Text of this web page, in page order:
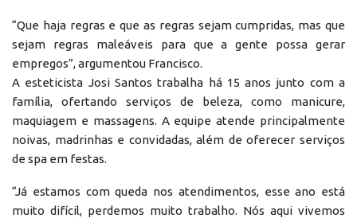
“Que haja regras e que as regras sejam cumpridas, mas que
sejam regras maleáveis para que a gente possa gerar
empregos”, argumentou Francisco.
A esteticista Josi Santos trabalha há 15 anos junto com a
família, ofertando serviços de beleza, como manicure,
maquiagem e massagens. A equipe atende principalmente
noivas, madrinhas e convidadas, além de oferecer serviços
de spa em festas.
“Já estamos com queda nos atendimentos, esse ano está
muito difícil, perdemos muito trabalho. Nós aqui vivemos